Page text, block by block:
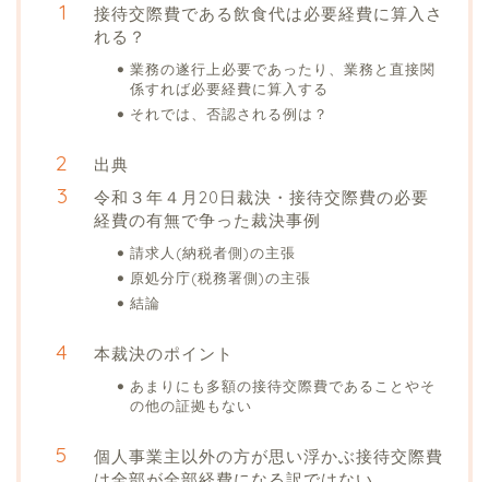
接待交際費である飲食代は必要経費に算入さ
れる？
業務の遂行上必要であったり、業務と直接関
係すれば必要経費に算入する
それでは、否認される例は？
出典
令和３年４月20日裁決・接待交際費の必要
経費の有無で争った裁決事例
請求人(納税者側)の主張
原処分庁(税務署側)の主張
結論
本裁決のポイント
あまりにも多額の接待交際費であることやそ
の他の証拠もない
個人事業主以外の方が思い浮かぶ接待交際費